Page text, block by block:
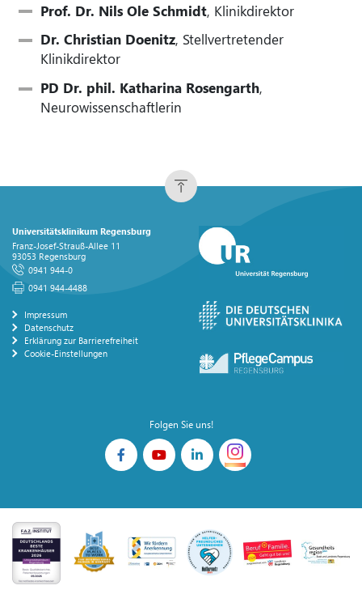
Prof. Dr. Nils Ole Schmidt, Klinikdirektor
Dr. Christian Doenitz, Stellvertretender
Klinikdirektor
PD Dr. phil. Katharina Rosengarth,
Neurowissenschaftlerin
Universitätsklinikum Regensburg
Franz-Josef-Strauß-Allee 11
93053 Regensburg
0941 944-0
0941 944-4488
Impressum
Datenschutz
Erklärung zur Barrierefreiheit
Cookie-Einstellungen
Folgen Sie uns!